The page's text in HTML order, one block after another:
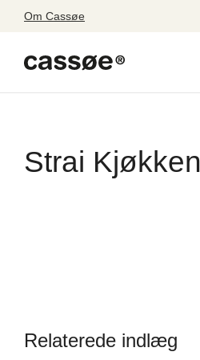
Om Cassøe
Strai
Relaterede indlæg